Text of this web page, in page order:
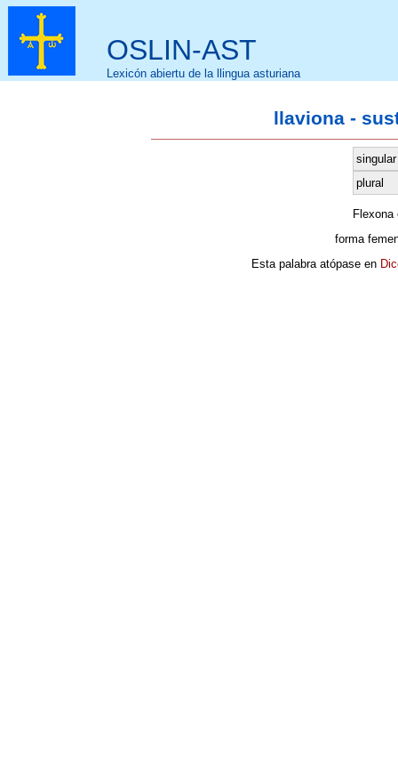
OSLIN-AST
Lexicón abiertu de la llingua asturiana
llaviona -
singular
plural
forma
Esta palabra atópase en